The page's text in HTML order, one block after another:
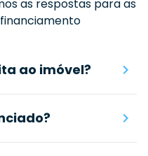
as respostas para as
ao imóvel?